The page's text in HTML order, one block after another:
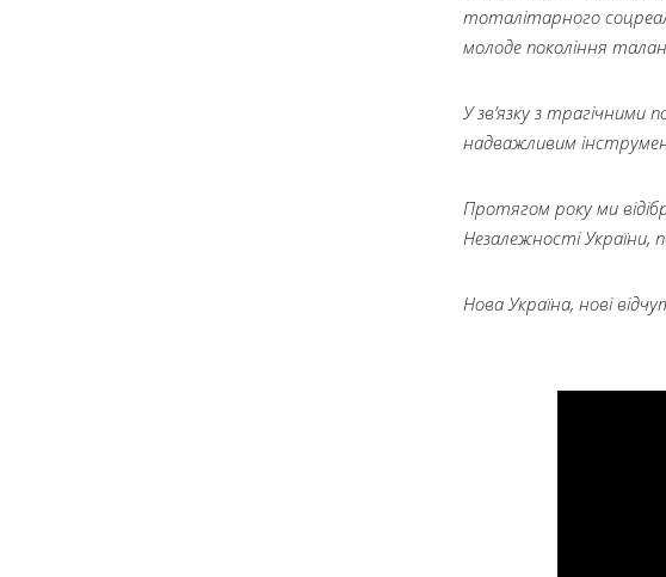
тоталітарного
молоде покоління
У зв’язку з трагічними
надважливим
Протягом року ми
Незалежності України,
Нова Україна, нові